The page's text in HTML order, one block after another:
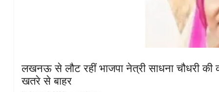
लखनऊ से लौट रहीं भाजपा नेत्री साधना चौधरी
खतरे से बाहर